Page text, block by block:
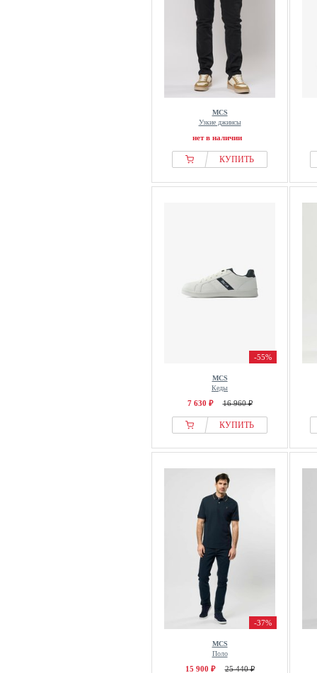
MCS
Узкие джинсы
нет в наличии
КУПИТЬ
-55%
MCS
Кеды
7 630 ₽ 16 960 ₽
КУПИТЬ
-37%
MCS
Поло
15 900 ₽ 25 440 ₽